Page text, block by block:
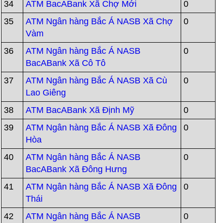
34 ATM BacABank Xã Chợ Mới
0
35
ATM Ngân hàng Bắc Á NASB Xã Chợ
Vàm
0
36
ATM Ngân hàng Bắc Á NASB
BacABank Xã Cô Tô
0
37
ATM Ngân hàng Bắc Á NASB Xã Cù
Lao Giêng
0
38 ATM BacABank Xã Định Mỹ
0
39
ATM Ngân hàng Bắc Á NASB Xã Đông
Hòa
0
40
ATM Ngân hàng Bắc Á NASB
BacABank Xã Đông Hưng
0
41
ATM Ngân hàng Bắc Á NASB Xã Đông
Thái
0
42
ATM Ngân hàng Bắc Á NASB
0